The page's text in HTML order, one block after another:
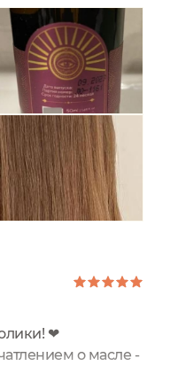
929 ₽ 3 360
годности после
кожи головы и
❤
о масле -